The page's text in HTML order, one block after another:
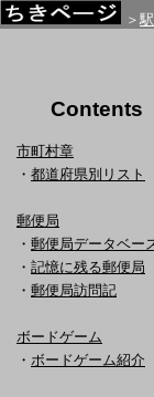
＞
Contents
市町村章
・ 都道府県別リスト
郵便局
・ 郵便局データベー
・ 記憶に残る郵便局
・ 郵便局訪問記
ボードゲーム
・ ボードゲーム紹介